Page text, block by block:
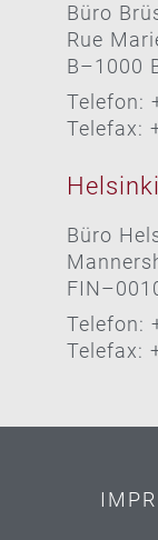
Büro
Rue
B–1000
Telefon:
Telefax:
Helsinki
Büro
Telefon:
Telefax: